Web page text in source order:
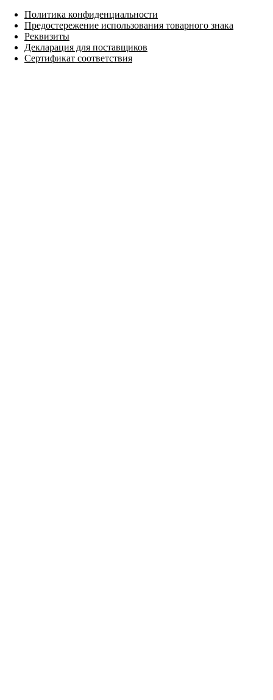
Политика конфиденциальности
Предостережение использования товарного знака
Реквизиты
Декларация для поставщиков
Сертификат соответствия